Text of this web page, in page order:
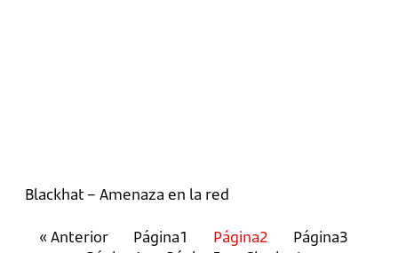
Blackhat – Amenaza en la red
« Anterior Página1 Página2 Página3